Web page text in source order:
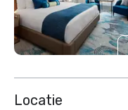
Locatie